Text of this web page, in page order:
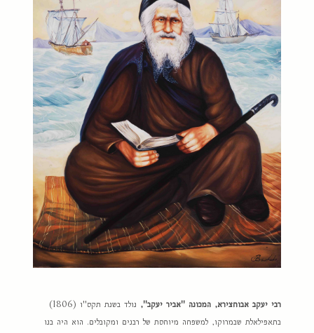
רבי יעקב אבוחצירא, המכונה "אביר יעקב",
נולד בשנת תקס"ו (1806)
בתאפילאלת שבמרוקו, למשפחה מיוחסת של רבנים ומקובלים. הוא היה בנו